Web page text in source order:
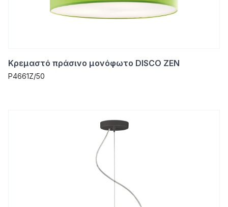
Κρεμαστό πράσινο μονόφωτο DISCO ZEN
P4661Z/50